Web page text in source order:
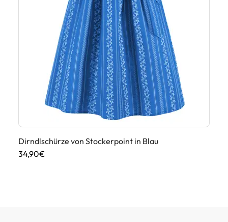
Dirndlschürze von Stockerpoint in Blau
34,90€